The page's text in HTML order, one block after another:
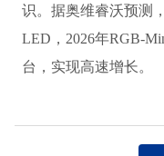
识。据奥维睿沃预测
LED，2026年RGB-
台，实现高速增长。